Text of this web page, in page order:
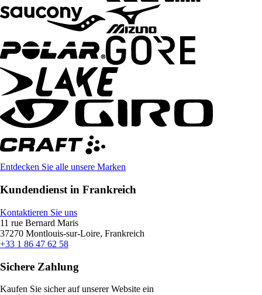
Entdecken Sie alle unsere Marken
Kundendienst in Frankreich
Kontaktieren Sie uns
11 rue Bernard Maris
37270 Montlouis-sur-Loire, Frankreich
+33 1 86 47 62 58
Sichere Zahlung
Kaufen Sie sicher auf unserer Website ein